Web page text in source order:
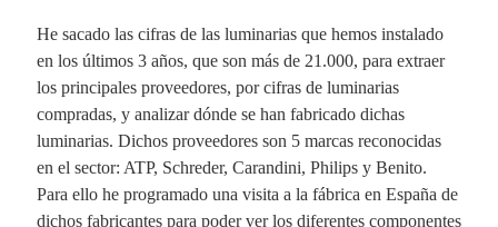
He sacado las cifras de las luminarias que hemos instalado
en los últimos 3 años, que son más de 21.000, para extraer
los principales proveedores, por cifras de luminarias
compradas, y analizar dónde se han fabricado dichas
luminarias. Dichos proveedores son 5 marcas reconocidas
en el sector: ATP, Schreder, Carandini, Philips y Benito.
Para ello he programado una visita a la fábrica en España de
dichos fabricantes para poder ver los diferentes componentes